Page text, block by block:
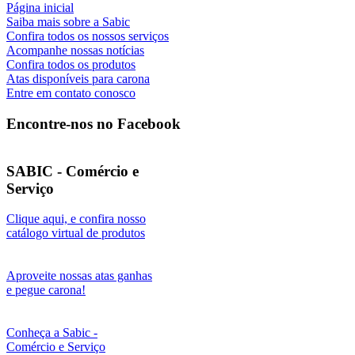
Página inicial
Saiba mais sobre a Sabic
Confira todos os nossos serviços
Acompanhe nossas notícias
Confira todos os produtos
Atas disponíveis para carona
Entre em contato conosco
Encontre-nos no Facebook
SABIC - Comércio e
Serviço
Clique aqui, e confira nosso
catálogo virtual de produtos
Aproveite nossas atas ganhas
e pegue carona!
Conheça a Sabic -
Comércio e Serviço